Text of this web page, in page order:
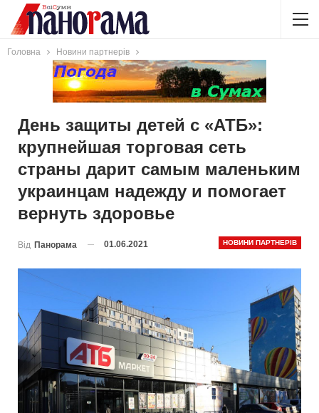
Головна Новини партнерів
День защиты детей с «АТБ»:
крупнейшая торговая сеть
страны дарит самым маленьким
украинцам надежду и помогает
вернуть здоровье
НОВИНИ ПАРТНЕРІВ
Від Панорама 01.06.2021